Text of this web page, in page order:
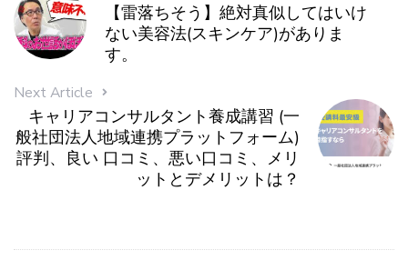
【雷落ちそう】絶対真似してはいけ
ない美容法(スキンケア)がありま
す。
Next Article
キャリアコンサルタント養成講習 (一
般社団法人地域連携プラットフォーム)
評判、良い 口コミ、悪い口コミ、メリ
ットとデメリットは？